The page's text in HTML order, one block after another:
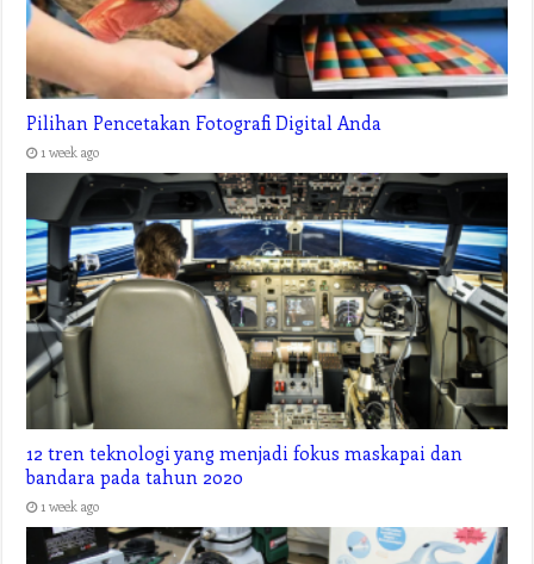
Pilihan Pencetakan Fotografi Digital Anda
1 week ago
12 tren teknologi yang menjadi fokus maskapai dan
bandara pada tahun 2020
1 week ago